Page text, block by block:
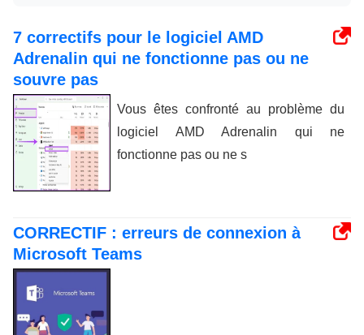
7 correctifs pour le logiciel AMD
Adrenalin qui ne fonctionne pas ou ne
souvre pas
Vous êtes confronté au problème du
logiciel AMD Adrenalin qui ne
fonctionne pas ou ne s
CORRECTIF : erreurs de connexion à
Microsoft Teams